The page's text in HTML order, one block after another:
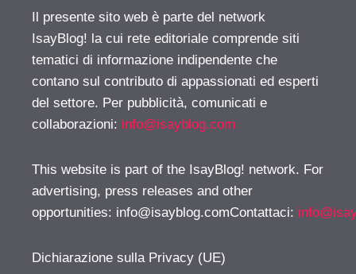
Il presente sito web è parte del network
IsayBlog! la cui rete editoriale comprende siti
tematici di informazione indipendente che
contano sul contributo di appassionati ed esperti
del settore. Per pubblicità, comunicati e
collaborazioni: info@isayblog.com
This website is part of the IsayBlog! network. For
advertising, press releases and other
opportunities: info@isayblog.comContattaci:
Dichiarazione sulla Privacy (UE)